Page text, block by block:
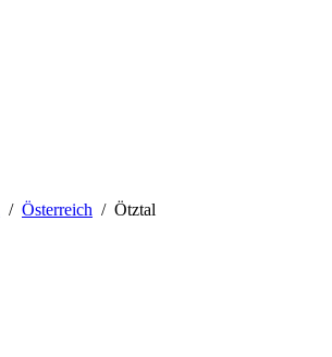
/ Österreich / Ötztal